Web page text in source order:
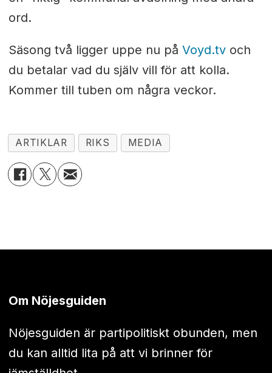
ord.
Säsong två ligger uppe nu på Voyd.tvoch
du betalar vad du själv vill för att kolla.
Kommer till tuben om några veckor.
ARTIKLAR RIKS MEDIA
Om Nöjesguiden
Nöjesguiden är partipolitiskt obunden, men
du kan alltid lita på att vi brinner för